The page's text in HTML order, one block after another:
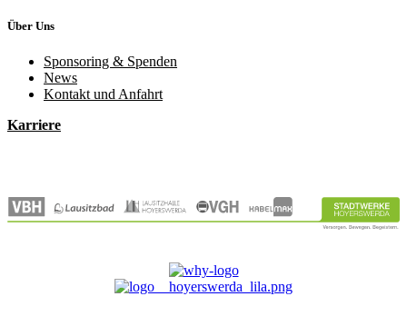
Über Uns
Sponsoring & Spenden
News
Kontakt und Anfahrt
Karriere